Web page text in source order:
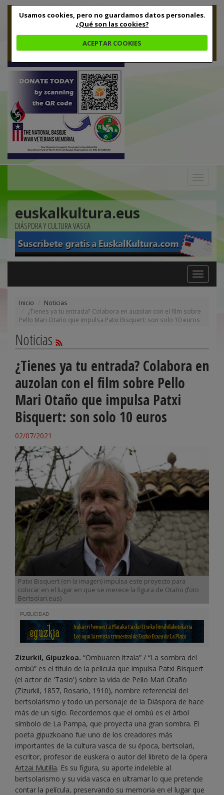
Usamos cookies, pero no guardamos datos personales.
¿Qué son las cookies?
ACEPTAR COOKIES
euskalkultura.eus
DIÁSPORA Y CULTURA VASCA
Toggle
navigation
Inicio
Noticias
¿Tienes ya tu entrada? Colabora en auzolan con el film sobre
Pello Mari Otaño que impulsa Patxi Bisquert: son solo 10 euros
Noticias
¿Tienes ya tu entrada? Colabora en
auzolan con el film sobre Pello
Mari Otaño que impulsa Patxi
Bisquert: son solo 10 euros
02/07/2021
Patxi Bisquert (en la imagen) impulsa este proyecto para
colocar en el lugar en que se merece la figura de Otaño (foto
Bertsolari.eus)
PUBLICIDAD
Zizurkil, Gipuzkoa. “Ombuaren itzala” / “La sombra del
ombú” es el título de la película que impulsa Patxi Bisquert
(el actor de 'Tasio') sobre la vida de Pello Mari Otaño
(Zizurkil, 1857, Rosario, 1910), nombre referencial del
bertsolarismo y todo un personaje de la Diáspora de hace
más de un siglo. Recordemos que el ombú es el árbol
símbolo de La Pampa, que proyecta una gran sombra. El
poeta gipuzkoano fue uno de los creadores más
importantes de la cultura vasca de su época, bertsolari,
escritor, profesor de euskera o autor del libreto de la ópera
Artzai Mutilla. Es su figura, su aporte indeleble al
bertsolarismo y su vida vasca en ultramar lo que pretende
contar la película, preservando su memoria en el lugar que